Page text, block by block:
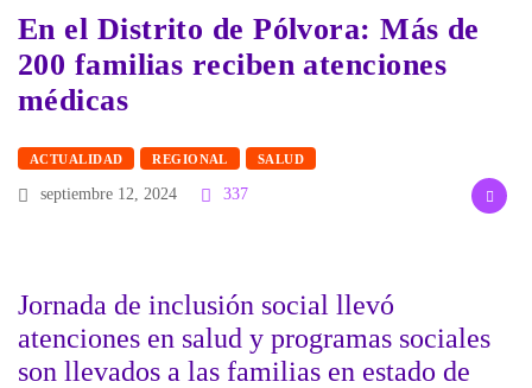
En el Distrito de Pólvora: Más de
200 familias reciben atenciones
médicas
ACTUALIDAD REGIONAL SALUD
septiembre 12, 2024 337
Jornada de inclusión social llevó
atenciones en salud y programas sociales
son llevados a las familias en estado de